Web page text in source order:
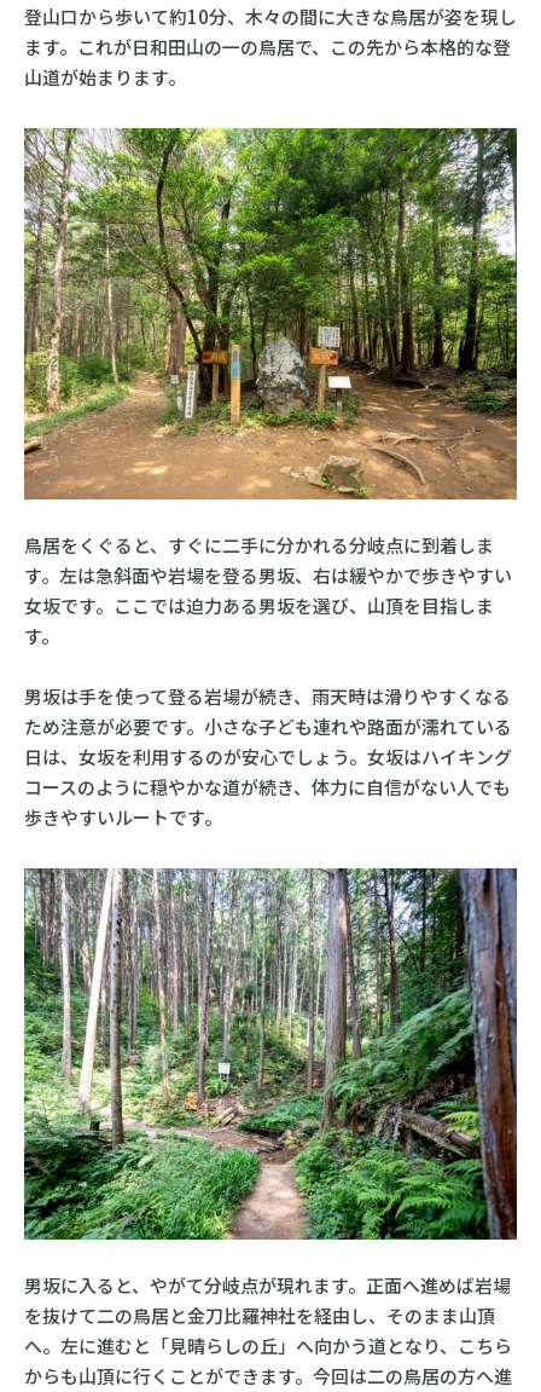
登山口から歩いて約10分、木々の間に大きな鳥居が姿を現し
ます。これが日和田山の一の鳥居で、この先から本格的な登
山道が始まります。
鳥居をくぐると、すぐに二手に分かれる分岐点に到着しま
す。左は急斜面や岩場を登る男坂、右は緩やかで歩きやすい
女坂です。ここでは迫力ある男坂を選び、山頂を目指しま
す。
男坂は手を使って登る岩場が続き、雨天時は滑りやすくなる
ため注意が必要です。小さな子ども連れや路面が濡れている
日は、女坂を利用するのが安心でしょう。女坂はハイキング
コースのように穏やかな道が続き、体力に自信がない人でも
歩きやすいルートです。
男坂に入ると、やがて分岐点が現れます。正面へ進めば岩場
を抜けて二の鳥居と金刀比羅神社を経由し、そのまま山頂
へ。左に進むと「見晴らしの丘」へ向かう道となり、こちら
からも山頂に行くことができます。今回は二の鳥居の方へ進